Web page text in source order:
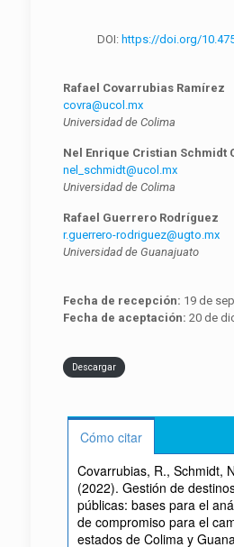
DOI: https://doi.org/
Rafael Covarrubias Ramírez
covra@ucol.mx
Universidad de Colima
Nel Enrique Cristian Schmidt
nel_schmidt@ucol.mx
Universidad de Colima
Rafael Guerrero Rodríguez
r.guerrero-rodriguez@ugto.mx
Universidad de Guanajuato
Fecha de recepción: 19 de
Fecha de aceptación: 20 de
Descargar
Cómo citar
Covarrubias, R., Schmidt,
(2022). Gestión de
públicas: bases para el
de compromiso para el
estados de Colima y